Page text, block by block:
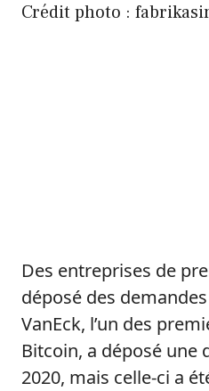
Crédit photo :
Des entreprises de
déposé des
VanEck, l’un des
Bitcoin, a déposé une
2020, mais celle-ci a